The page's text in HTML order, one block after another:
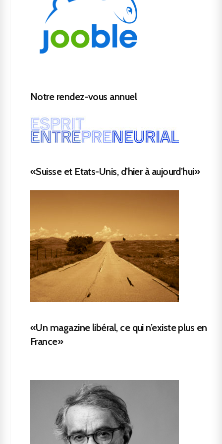
Notre rendez-vous annuel
«Suisse et Etats-Unis, d’hier à aujourd’hui»
«Un magazine libéral, ce qui n’existe plus en
France»